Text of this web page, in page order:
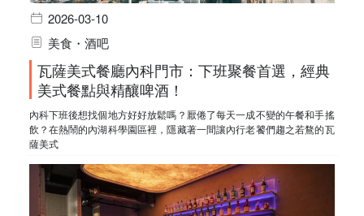
2026-03-10
美食・酒吧
瓦薩美式餐廳內科門市：下班聚餐首選，經典
美式餐點與精釀啤酒！
內科下班後想找個地方好好放鬆嗎？厭倦了每天一成不變的午餐和手搖
飲？在熱鬧的內湖科學園區裡，隱藏著一間讓內行老饕們趨之若鶩的瓦
薩美式